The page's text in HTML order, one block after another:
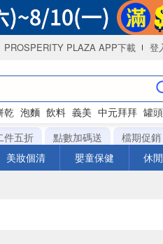
PROSPERITY PLAZA APP下載 登
乾 泡麵 飲料 義美 中元拜拜 罐頭
件五折 點數加碼送 檔期促銷
美妝個清 嬰童保健 休